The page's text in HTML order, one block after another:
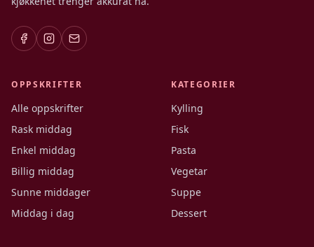
OPPSKRIFTER
Alle oppskrifter
Rask middag
Enkel middag
Billig middag
Sunne middager
Middag i dag
KATEGORIER
Kylling
Fisk
Pasta
Vegetar
Suppe
Dessert